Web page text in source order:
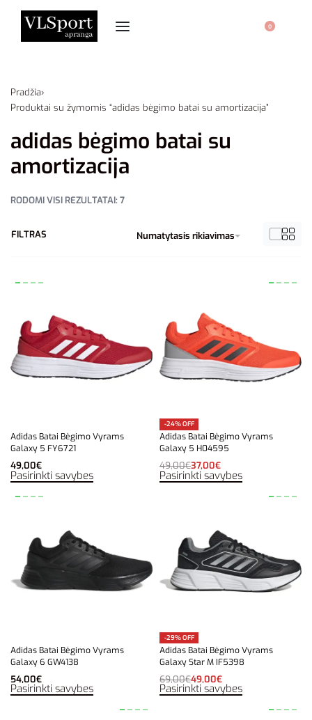
0
Pradžia›
Produktai su žymomis “adidas bėgimo batai su amortizacija”
adidas bėgimo batai su
amortizacija
RODOMI VISI REZULTATAI: 7
Numatytasis rikiavimas
FILTRAS
Adidas Batai Bėgimo Vyrams
Galaxy 5 FY6721
49,00€
Pasirinkti savybes
-24% OFF
Adidas Batai Bėgimo Vyrams
Galaxy 5 H04595
49,00€37,00€
Pasirinkti savybes
Adidas Batai Bėgimo Vyrams
Galaxy 6 GW4138
54,00€
Pasirinkti savybes
-29% OFF
Adidas Batai Bėgimo Vyrams
Galaxy Star M IF5398
69,00€49,00€
Pasirinkti savybes